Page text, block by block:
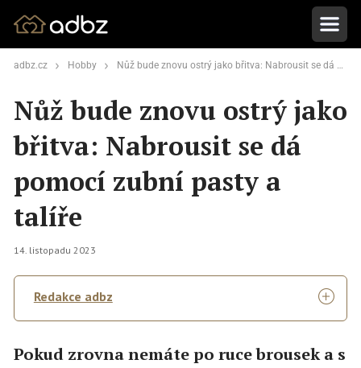
adbz.cz Hobby Nůž bude znovu ostrý jako břitva: Nabrousit se dá pomocí zubní pasty a talíře
Nůž bude znovu ostrý jako
břitva: Nabrousit se dá
pomocí zubní pasty a
talíře
14. listopadu 2023
Redakce adbz
Pokud zrovna nemáte po ruce brousek a s